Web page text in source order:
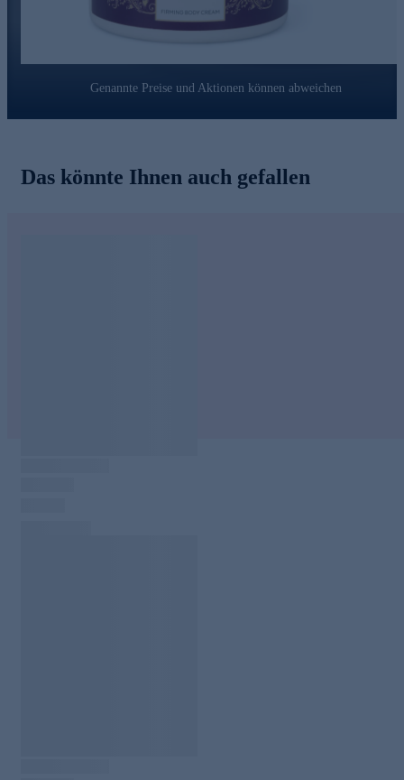
Genannte Preise und Aktionen können abweichen
Das könnte Ihnen auch gefallen